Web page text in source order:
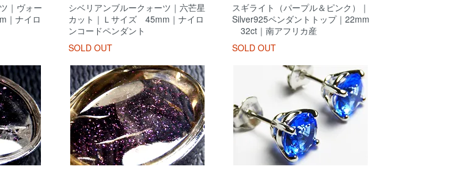
｜ヴォー
｜ナイロ
シベリアンブルークォーツ｜六芒星
カット｜Ｌサイズ 45mm｜ナイロ
ンコードペンダント
SOLD OUT
スギライト（パープル＆ピンク）｜
Silver925ペンダントトップ｜22mm
32ct｜南アフリカ産
SOLD OUT